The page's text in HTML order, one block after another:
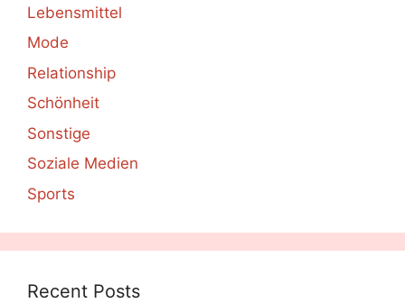
Lebensmittel
Mode
Relationship
Schönheit
Sonstige
Soziale Medien
Sports
Recent Posts